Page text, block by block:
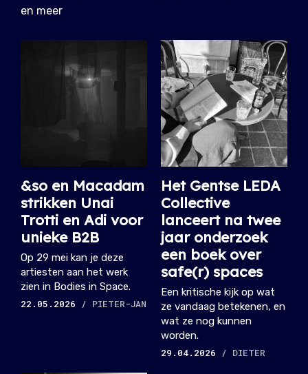
en meer
&so en Macadam
strikken Unai
Trotti en Adi voor
unieke B2B
Op 29 mei kan je deze
artiesten aan het werk
zien in Bodies in Space.
22.05.2026
/ PIETER-JAN
Het Gentse LEDA
Collective
lanceert na twee
jaar onderzoek
een boek over
safe(r) spaces
Een kritische kijk op wat
ze vandaag betekenen, en
wat ze nog kunnen
worden.
29.04.2026
/ DIETER